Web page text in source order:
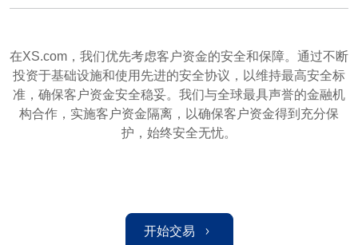
在XS.com，我们优先考虑客户资金的安全和保障。通过不断
投资于基础设施和使用先进的安全协议，以维持最高安全标
准，确保客户资金安全稳妥。我们与全球最具声誉的金融机
构合作，实施客户资金隔离，以确保客户资金得到充分保
护，始终安全无忧。
开始交易